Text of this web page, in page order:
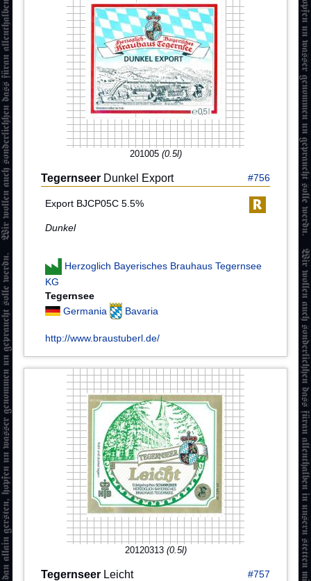
201005 (0.5l)
Tegernseer Dunkel Export #756
Export BJCP05C 5.5%
Dunkel
Herzoglich Bayerisches Brauhaus Tegernsee
KG
Tegernsee
Germania
Bavaria
http://www.braustuberl.de/
20120313 (0.5l)
Tegernseer Leicht #757